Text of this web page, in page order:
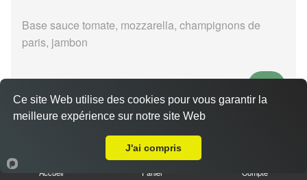
Base sauce tomate, mozzarella, champignons de
paris, jambon
Pizza 4 fromages senior
Accueil Panier Compte
Ce site Web utilise des cookies pour vous garantir la
meilleure expérience sur notre site Web
J'ai compris